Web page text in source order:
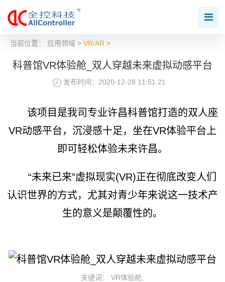
当前位置： 应用领域> VR/AR >
科普馆VR体验舱_双人穿越未来虚拟动感平台
发布时间：2020-12-28 11:51:21
该项目是我司专业许昌科普馆打造的双人座
VR动感平台，沉浸感十足，坐在VR体验平台上
即可轻松体验未来许昌。
“未来已来”虚拟现实(VR)正在彻底改变人们
认识世界的方式，尤其对青少年来说这一技术产
生的意义是颠覆性的。
关键词： VR体验舱,